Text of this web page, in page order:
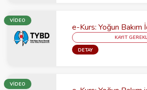
VİDEO
KAYIT
DETAY
VİDEO